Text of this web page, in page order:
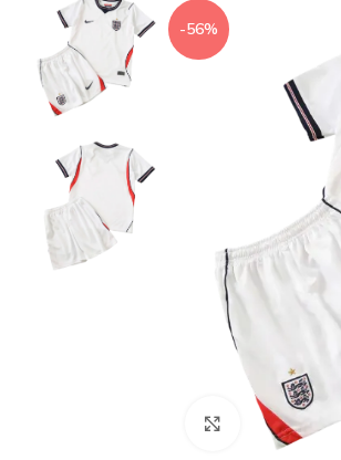
-56%
Click to enlarge